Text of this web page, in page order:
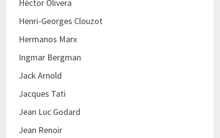
Héctor Olivera
Henri-Georges Clouzot
Hermanos Marx
Ingmar Bergman
Jack Arnold
Jacques Tati
Jean Luc Godard
Jean Renoir